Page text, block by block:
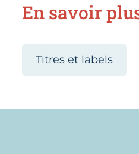
En savoir
Titres et labels